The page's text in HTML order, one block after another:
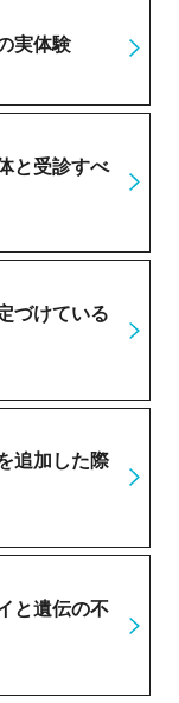
実体験
と受診すべ
づけている
追加した際
と遺伝の不